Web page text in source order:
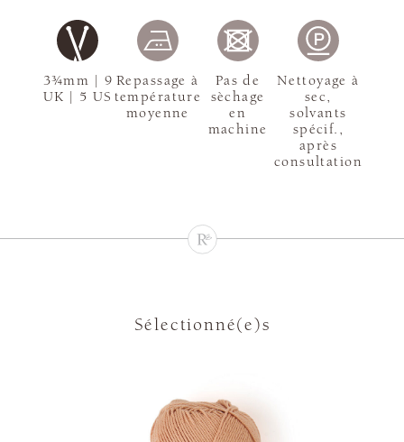
3¾mm | 9
UK | 5 US
Repassage à
température
moyenne
Pas de
sèchage
en
machine
Nettoyage à
sec,
solvants
spécif.,
après
consultation
Sélectionné(e)s